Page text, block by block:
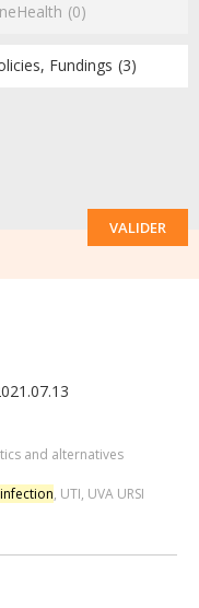
(0)
Fundings (3)
VALIDER
and alternatives
infection, UTI, UVA URSI